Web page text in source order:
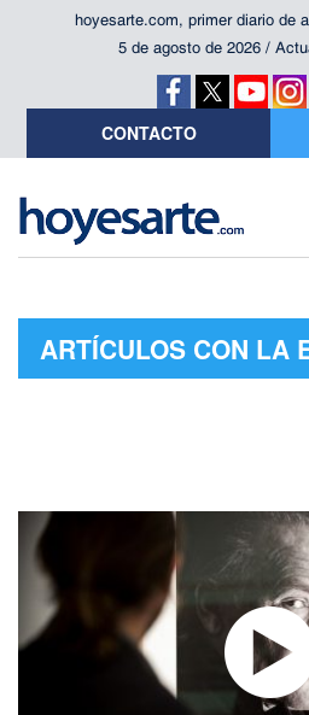
hoyesarte.com, primer diario de
5 de agosto de 2026 /
CONTACTO
ARTÍCULOS CON LA